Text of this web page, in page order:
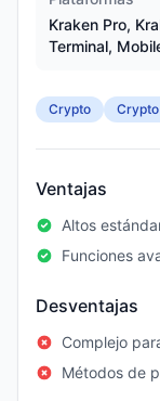
Kraken Pro,
Terminal,
Crypto
Ventajas
Altos
Funciones
Desventajas
Complejo
Métodos de